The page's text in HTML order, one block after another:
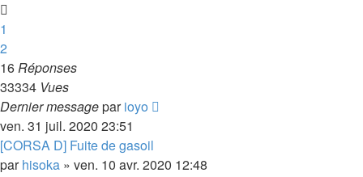
1
2
16Réponses
33334 Vues
Dernier messageparioyo
ven. 31 juil. 2020 23:51
[CORSA D] Fuite de gasoil
parhisoka » ven. 10 avr. 2020 12:48